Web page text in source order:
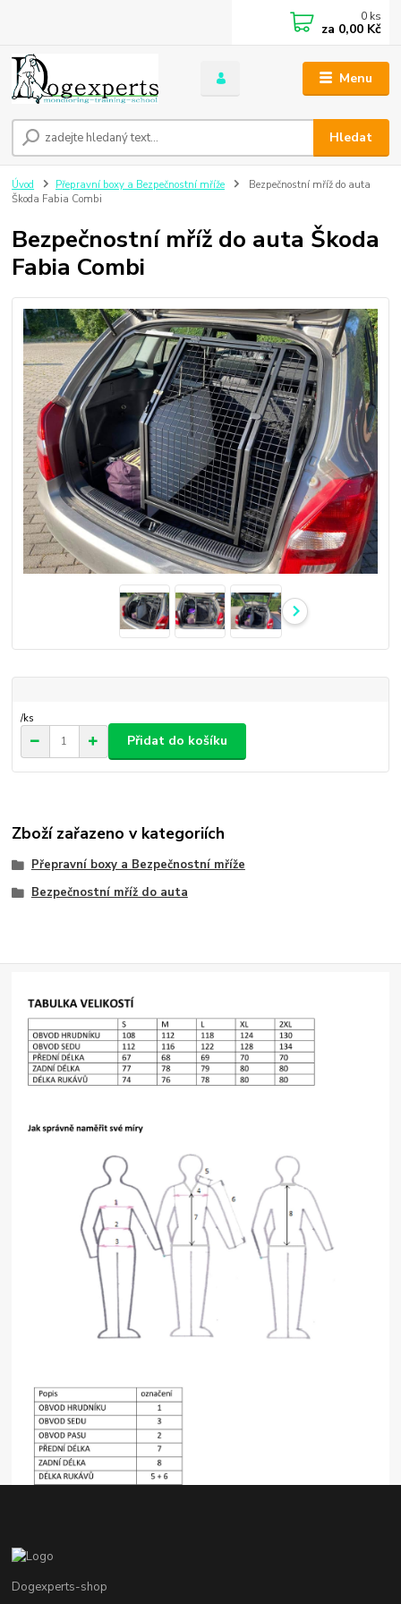
Menu
Hledat
0 ks
za 0,00 Kč
Úvod Přepravní boxy a Bezpečnostní mříže
Bezpečnostní mříž do auta
Škoda Fabia Combi
Bezpečnostní mříž do auta Škoda
Fabia Combi
/ks
Přidat do košíku
Zboží zařazeno v kategoriích
Přepravní boxy a Bezpečnostní mříže
Bezpečnostní mříž do auta
Dogexperts-shop